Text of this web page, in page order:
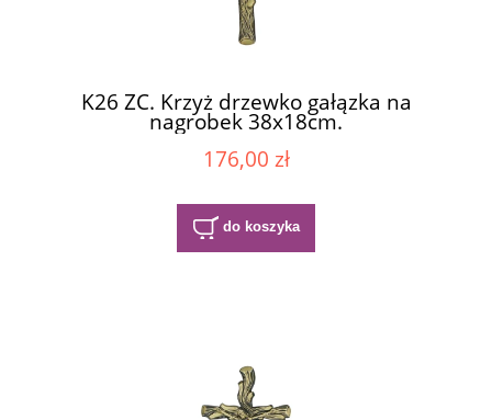
K26 ZC. Krzyż drzewko gałązka na
nagrobek 38x18cm.
176,00 zł
do koszyka